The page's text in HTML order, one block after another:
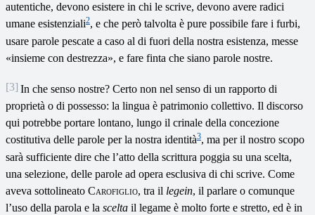
autentiche, devono esistere in chi le scrive, devono avere radici
umane esistenziali2, e che però talvolta è pure possibile fare i furbi,
usare parole pescate a caso al di fuori della nostra esistenza, messe
«insieme con destrezza», e fare finta che siano parole nostre.
[3] In che senso nostre? Certo non nel senso di un rapporto di
proprietà o di possesso: la lingua è patrimonio collettivo. Il discorso
qui potrebbe portare lontano, lungo il crinale della concezione
costitutiva delle parole per la nostra identità3, ma per il nostro scopo
sarà sufficiente dire che l’atto della scrittura poggia su una scelta,
una selezione, delle parole ad opera esclusiva di chi scrive. Come
aveva sottolineato Carofiglio, tra il legein, il parlare o comunque
l’uso della parola e la scelta il legame è molto forte e stretto, ed è in